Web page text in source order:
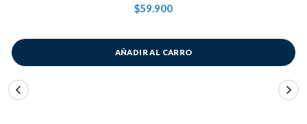
$59.900
AÑADIR AL CARRO